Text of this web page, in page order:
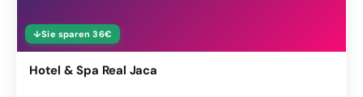
↓Sie sparen 36€
Hotel & Spa Real Jaca